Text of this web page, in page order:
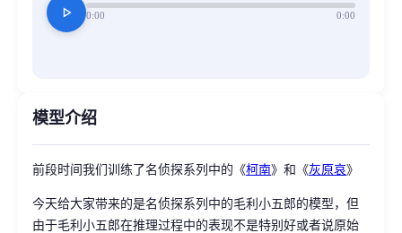
play_arrow 0:00 0:00
模型介绍
前段时间我们训练了名侦探系列中的《柯南》和《灰原哀》
今天给大家带来的是名侦探系列中的毛利小五郎的模型，但
由于毛利小五郎在推理过程中的表现不是特别好或者说原始